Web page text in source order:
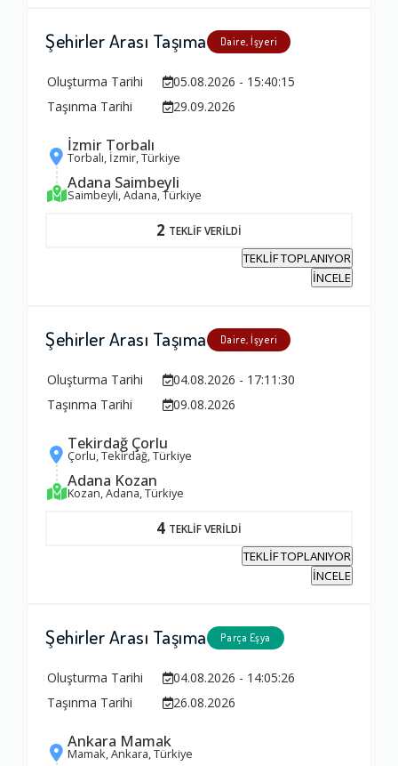
Şehirler Arası Taşıma Daire, İşyeri
Oluşturma Tarihi
05.08.2026 - 15:40:15
Taşınma Tarihi
29.09.2026
İzmir Torbalı
Torbalı, İzmir, Türkiye
Adana Saimbeyli
Saimbeyli, Adana, Türkiye
2 TEKLİF VERİLDİ
TEKLİF TOPLANIYOR
İNCELE
Şehirler Arası Taşıma Daire, İşyeri
Oluşturma Tarihi
04.08.2026 - 17:11:30
Taşınma Tarihi
09.08.2026
Tekirdağ Çorlu
Çorlu, Tekirdağ, Türkiye
Adana Kozan
Kozan, Adana, Türkiye
4 TEKLİF VERİLDİ
TEKLİF TOPLANIYOR
İNCELE
Şehirler Arası Taşıma Parça Eşya
Oluşturma Tarihi
04.08.2026 - 14:05:26
Taşınma Tarihi
26.08.2026
Ankara Mamak
Mamak, Ankara, Türkiye
Ambalajlama Hizmeti
Firma ile İletişim
1.0
1.0
Firma Çalışanları
Fiyatlandırma Dengesi